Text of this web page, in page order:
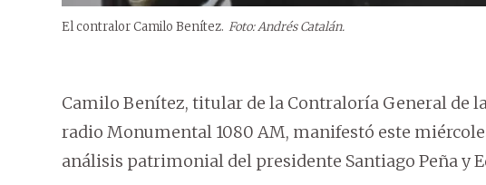
El contralor Camilo Benítez. Foto: Andrés Catalán.
Camilo Benítez, titular de la Contraloría General de
radio Monumental 1080 AM, manifestó este
análisis patrimonial del presidente Santiago Peña y